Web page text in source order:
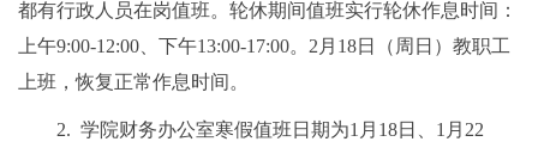
都有行政人员在岗值班。轮休期间值班实行轮休作息时间：
上午9:00-12:00、下午13:00-17:00。2月18日（周日）教职工
上班，恢复正常作息时间。
2. 学院财务办公室寒假值班日期为1月18日、1月22